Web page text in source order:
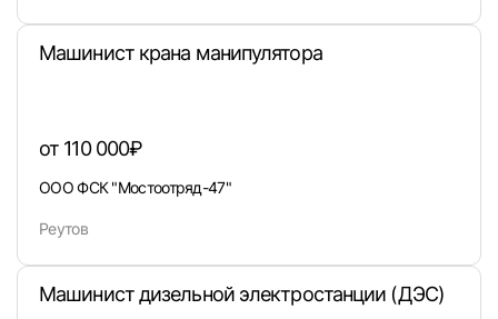
Войти с VK ID
Вход по коду
Машинист крана манипулятора
от 110 000₽
ООО ФСК "Мостоотряд-47"
Реутов
Машинист дизельной электростанции (ДЭС)